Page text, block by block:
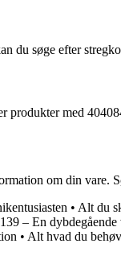
du søge efter
produkter med
om din vare.
• Alt du
– En
• Alt hvad du